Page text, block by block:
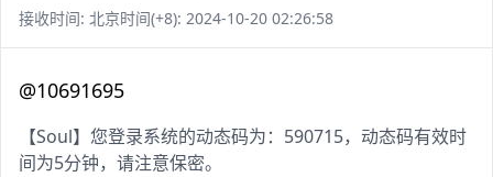
接收时间: 北京时间(+8): 2024-10-20 02:26:58
@10691695
【Soul】您登录系统的动态码为：590715，动态码有效时
间为5分钟，请注意保密。